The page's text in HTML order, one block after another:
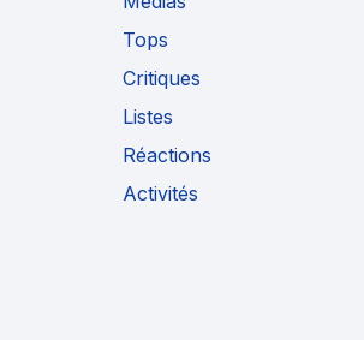
Tops
Critiques
Listes
Réactions
Activités